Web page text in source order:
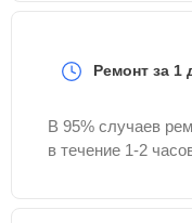
Ремонт за 1
В 95% случаев
в течение 1-2